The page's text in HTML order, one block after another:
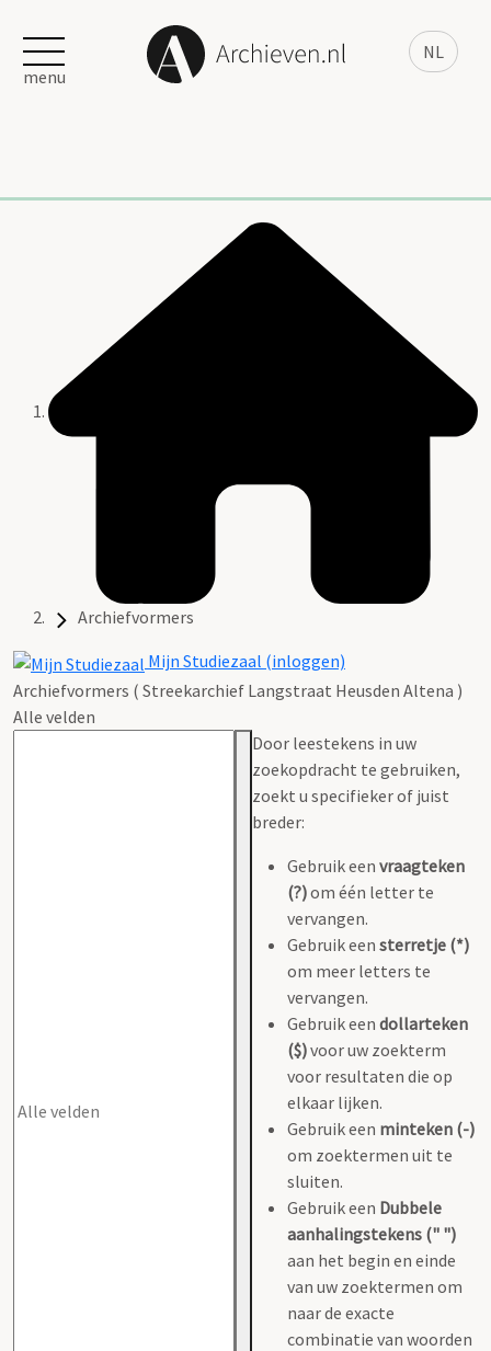
NL
menu
Archiefvormers
Mijn Studiezaal (inloggen)
Archiefvormers ( Streekarchief Langstraat Heusden Altena )
Alle velden
Door leestekens in uw
zoekopdracht te gebruiken,
zoekt u specifieker of juist
breder:
Gebruik een vraagteken
(?)om één letter te
vervangen.
Gebruik een sterretje (*)
om meer letters te
vervangen.
Gebruik een dollarteken
($)voor uw zoekterm
voor resultaten die op
elkaar lijken.
Gebruik een minteken (-)
om zoektermen uit te
sluiten.
Gebruik een Dubbele
aanhalingstekens (" ")
aan het begin en einde
van uw zoektermen om
naar de exacte
combinatie van woorden